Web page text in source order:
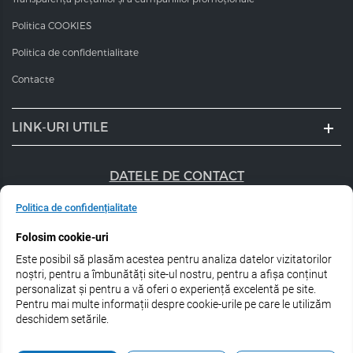
Politica COOKIES
Politica de confidentialitate
Contacte
LINK-URI UTILE
DATELE DE CONTACT
+40 747 056 359
Urmărește-ne pe rețele de socializare:
© 2026 Estel Professional Romania
Politica de confidențialitate
Folosim cookie-uri
Este posibil să plasăm acestea pentru analiza datelor vizitatorilor
noștri, pentru a îmbunătăți site-ul nostru, pentru a afișa conținut
personalizat și pentru a vă oferi o experiență excelentă pe site.
Pentru mai multe informații despre cookie-urile pe care le utilizăm
deschidem setările.